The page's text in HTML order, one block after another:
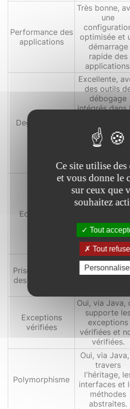
Performance des
applications
Très bonne,
une
optimisée et
démarrage
rapide des
Deggugabilité
Excellente,
des outils
débogage
intégrés dans
support de
détaillés.On
recommande
jProfiler.
Ecosystème
Vaste, avec
large éventail
projets
pour
Data,
Security,
Cloud, etc.).
Prise en charge
des génériques
Oui, via Java,
est utilisé
Exceptions
vérifiées
Oui, via Java,
supporte
exceptions
vérifiées et
vérifiées.
Polymorphisme
Oui, via
travers
l'héritage,
interfaces et
méthodes
abstraites.
Ce site utilise des
et vous donne le
sur ceux que
souhaitez
Tout
Tout